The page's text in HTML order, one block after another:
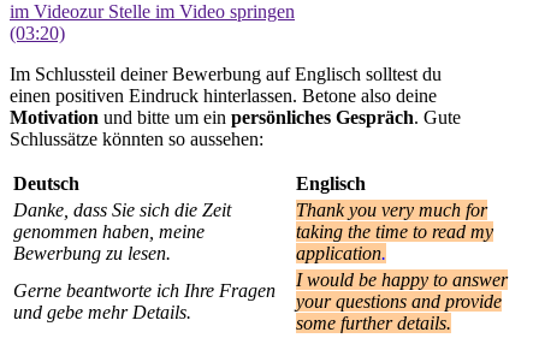
im Videozur Stelle im Video springen
(03:20)
Im Schlussteil deiner Bewerbung auf Englisch solltest du
einen positiven Eindruck hinterlassen. Betone also deine
Motivation und bitte um ein persönliches Gespräch. Gute
Schlussätze könnten so aussehen:
Deutsch
Englisch
Danke, dass Sie sich die Zeit
genommen haben, meine
Bewerbung zu lesen.
Thank you very much for
taking the time to read my
application.
Gerne beantworte ich Ihre Fragen
und gebe mehr Details.
I would be happy to answer
your questions and provide
some further details.